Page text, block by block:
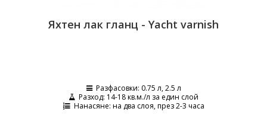
Яхтен лак гланц - Yacht varnish
Разфасовки: 0.75 л, 2.5 л
Разход: 14-18 кв.м./л за един слой
Нанасяне: на два слоя, през 2-3 часа